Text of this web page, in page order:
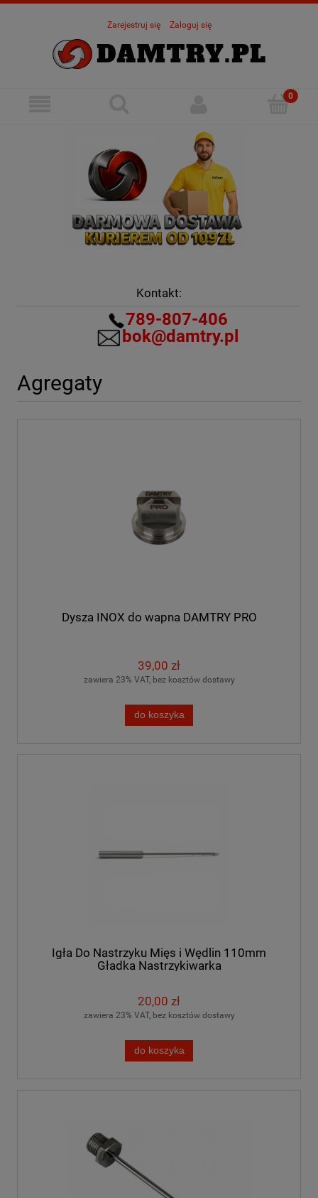
Zarejestruj się Zaloguj się
Kontakt:
789-807-406
bok@damtry.pl
Agregaty
Dysza INOX do wapna DAMTRY PRO
39,00 zł
zawiera 23% VAT, bez kosztów dostawy
do koszyka
Igła Do Nastrzyku Mięs i Wędlin 110mm
Gładka Nastrzykiwarka
20,00 zł
zawiera 23% VAT, bez kosztów dostawy
do koszyka